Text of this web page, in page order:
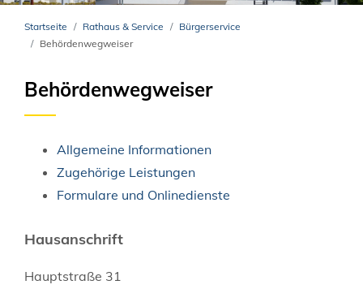
Startseite Rathaus & Service
Bürgerservice
Behördenwegweiser
Behördenwegweiser
Allgemeine Informationen
Zugehörige Leistungen
Formulare und Onlinedienste
Hausanschrift
Hauptstraße 31